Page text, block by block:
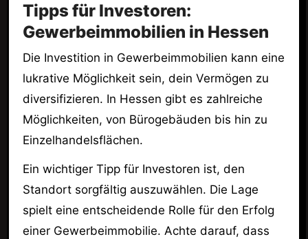
Tipps für Investoren:
Gewerbeimmobilien in Hessen
Die Investition in Gewerbeimmobilien kann eine
lukrative Möglichkeit sein, dein Vermögen zu
diversifizieren. In Hessen gibt es zahlreiche
Möglichkeiten, von Bürogebäuden bis hin zu
Einzelhandelsflächen.
Ein wichtiger Tipp für Investoren ist, den
Standort sorgfältig auszuwählen. Die Lage
spielt eine entscheidende Rolle für den Erfolg
einer Gewerbeimmobilie. Achte darauf, dass